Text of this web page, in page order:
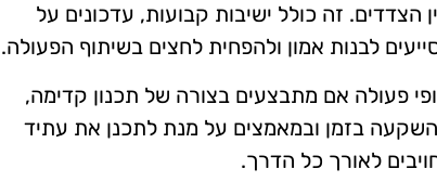
זה כולל ישיבות קבועות, עדכונים על
לבנות אמון ולהפחית לחצים בשיתוף הפעולה.
פעולה אם מתבצעים בצורה של תכנון קדימה,
השקעה בזמן ובמאמצים על מנת לתכנן את עתיד
לאורך כל הדרך.